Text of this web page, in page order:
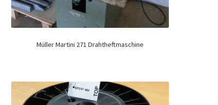
Müller Martini 271 Drahtheftmaschine